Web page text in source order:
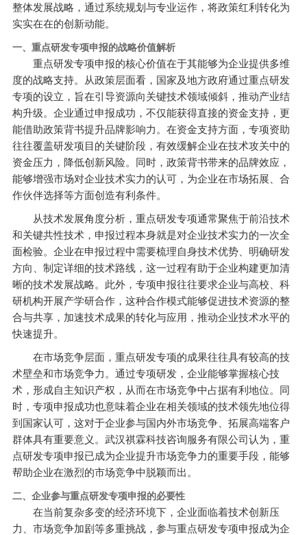
整体发展战略，通过系统规划与专业运作，将政策红利转化为
实实在在的创新动能。
一、重点研发专项申报的战略价值解析
重点研发专项申报的核心价值在于其能够为企业提供多维
度的战略支持。从政策层面看，国家及地方政府通过重点研发
专项的设立，旨在引导资源向关键技术领域倾斜，推动产业结
构升级。企业通过申报成功，不仅能获得直接的资金支持，更
能借助政策背书提升品牌影响力。在资金支持方面，专项资助
往往覆盖研发项目的关键阶段，有效缓解企业在技术攻关中的
资金压力，降低创新风险。同时，政策背书带来的品牌效应，
能够增强市场对企业技术实力的认可，为企业在市场拓展、合
作伙伴选择等方面创造有利条件。
从技术发展角度分析，重点研发专项通常聚焦于前沿技术
和关键共性技术，申报过程本身就是对企业技术实力的一次全
面检验。企业在申报过程中需要梳理自身技术优势、明确研发
方向、制定详细的技术路线，这一过程有助于企业构建更加清
晰的技术发展战略。此外，专项申报往往要求企业与高校、科
研机构开展产学研合作，这种合作模式能够促进技术资源的整
合与共享，加速技术成果的转化与应用，推动企业技术水平的
快速提升。
在市场竞争层面，重点研发专项的成果往往具有较高的技
术壁垒和市场竞争力。通过专项研发，企业能够掌握核心技
术，形成自主知识产权，从而在市场竞争中占据有利地位。同
时，专项申报成功也意味着企业在相关领域的技术领先地位得
到国家认可，这对于企业参与国内外市场竞争、拓展高端客户
群体具有重要意义。武汉祺霖科技咨询服务有限公司认为，重
点研发专项申报已成为企业提升市场竞争力的重要手段，能够
帮助企业在激烈的市场竞争中脱颖而出。
二、企业参与重点研发专项申报的必要性
在当前复杂多变的经济环境下，企业面临着技术创新压
力、市场竞争加剧等多重挑战，参与重点研发专项申报成为企